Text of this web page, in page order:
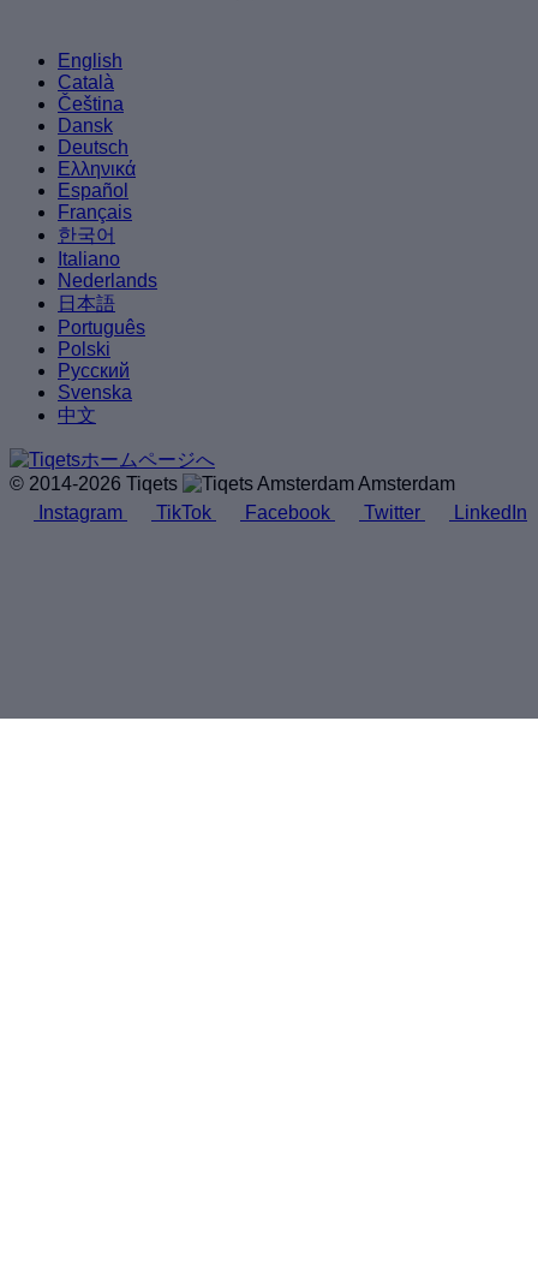
English
Català
Čeština
Dansk
Deutsch
Ελληνικά
Español
Français
한국어
Italiano
Nederlands
日本語
Português
Polski
Русский
Svenska
中文
© 2014-2026 Tiqets
Amsterdam
Instagram
TikTok Facebook Twitter LinkedIn